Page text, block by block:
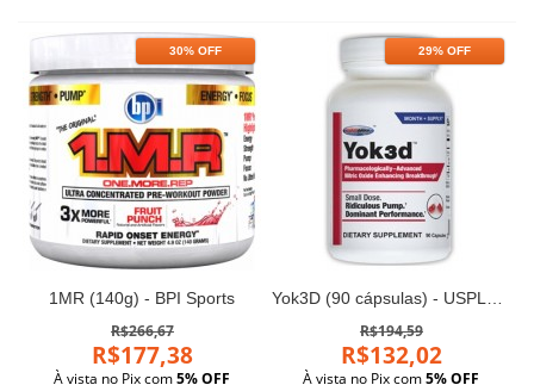
30% OFF
1MR (140g) - BPI Sports
R$266,67
R$177,38
À vista no Pix com5% OFF
29% OFF
Yok3D (90 cápsulas) - USPLabs
R$194,59
R$132,02
À vista no Pix com5% OFF